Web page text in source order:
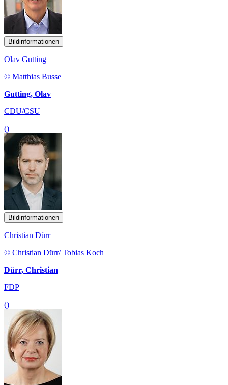
Bildinformationen
Olav Gutting
© Matthias Busse
Gutting, Olav
CDU/CSU
()
Bildinformationen
Christian Dürr
© Christian Dürr/ Tobias Koch
Dürr, Christian
FDP
()